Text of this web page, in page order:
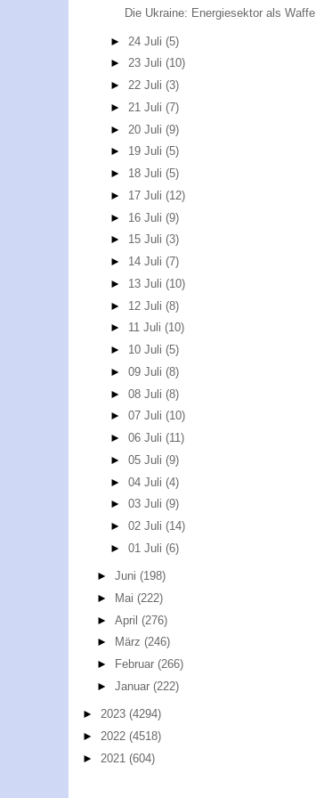
Die Ukraine: Energiesektor als Waffe
► 24 Juli(5)
►23 Juli(10)
►22 Juli(3)
► 21 Juli(7)
► 20 Juli(9)
► 19 Juli(5)
► 18 Juli(5)
► 17 Juli(12)
► 16 Juli(9)
► 15 Juli(3)
► 14 Juli(7)
► 13 Juli(10)
► 12 Juli(8)
► 11 Juli(10)
► 10 Juli(5)
►09 Juli(8)
►08 Juli(8)
►07 Juli(10)
►06 Juli(11)
►05 Juli(9)
►04 Juli(4)
►03 Juli(9)
►02 Juli(14)
►01 Juli(6)
► Juni (198)
►
Mai (222)
► April (276)
►
März (246)
►
Februar (266)
► Januar (222)
► 2023 (4294)
► 2022 (4518)
► 2021 (604)